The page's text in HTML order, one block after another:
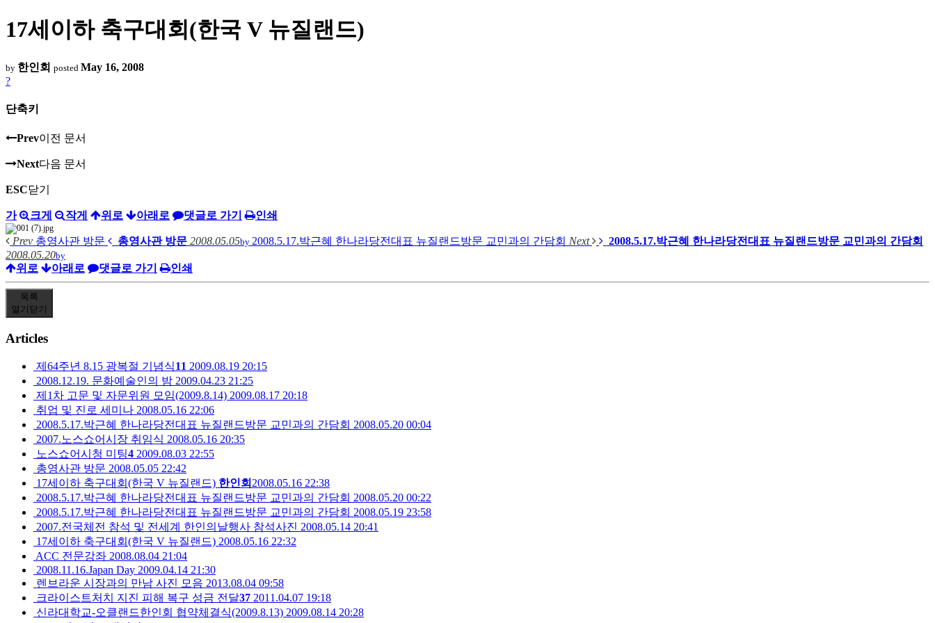
17세이하 축구대회(한국 V 뉴질랜드)
by 한인회 posted May 16, 2008
?
단축키
Prev이전 문서
Next다음 문서
ESC닫기
가 크게 작게 위로 아래로 댓글로 가기 인쇄
Prev 총영사관 방문 총영사관 방문 2008.05.05by 2008.5.17.박근혜 한나라당전대표 뉴질랜드방문 교민과의 간담회 Next
2008.5.17.박근혜 한나라당전대표 뉴질랜드방문 교민과의 간담회
2008.05.20by
위로 아래로 댓글로 가기 인쇄
목록
열기 닫기
Articles
제64주년 8.15 광복절 기념식11 2009.08.19 20:15
2008.12.19. 문화예술인의 밤 2009.04.23 21:25
제1차 고문 및 자문위원 모임(2009.8.14) 2009.08.17 20:18
취업 및 진로 세미나 2008.05.16 22:06
2008.5.17.박근혜 한나라당전대표 뉴질랜드방문 교민과의 간담회 2008.05.20 00:04
2007.노스쇼어시장 취임식 2008.05.16 20:35
노스쇼어시청 미팅4 2009.08.03 22:55
총영사관 방문 2008.05.05 22:42
17세이하 축구대회(한국 V 뉴질랜드) 한인회 2008.05.16 22:38
2008.5.17.박근혜 한나라당전대표 뉴질랜드방문 교민과의 간담회 2008.05.20 00:22
2008.5.17.박근혜 한나라당전대표 뉴질랜드방문 교민과의 간담회 2008.05.19 23:58
2007.전국체전 참석 및 전세계 한인의날행사 참석사진 2008.05.14 20:41
17세이하 축구대회(한국 V 뉴질랜드) 2008.05.16 22:32
ACC 전문강좌 2008.08.04 21:04
2008.11.16.Japan Day 2009.04.14 21:30
렌브라운 시장과의 만남 사진 모음 2013.08.04 09:58
크라이스트처치 지진 피해 복구 성금 전달37 2011.04.07 19:18
신라대학교-오클랜드한인회 협약체결식(2009.8.13) 2009.08.14 20:28